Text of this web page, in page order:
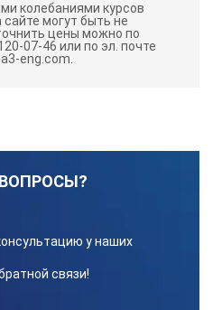
выпускаются в виде
колебаниями курсов
могут быть не
цены можно по
07-46 или по эл. почте
eng.com.
у наших
связи!